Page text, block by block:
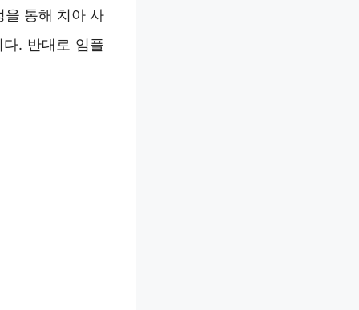
을 통해 치아 사
. 반대로 임플